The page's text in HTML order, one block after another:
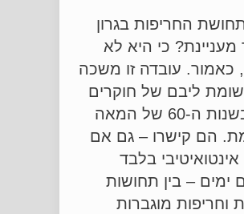
החריפות בגרון
מעניינת? כי היא לא
כאמור. עובדה זו משכה
ליבם של חוקרים
כבר בשנות ה-60 של המאה
הם קישרו – גם אם
אינטואיטיבי בלבד
ימים – בין תחושות
וחריפות מוגברות